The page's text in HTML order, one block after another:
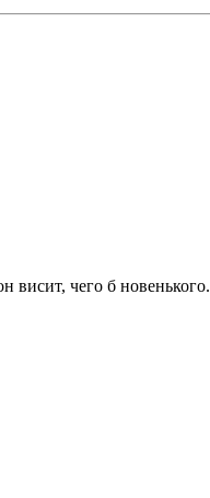
висит, чего б новенького.